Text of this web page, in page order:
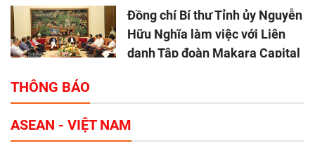
Đồng chí Bí thư Tỉnh ủy Nguyễn
Hữu Nghĩa làm việc với Liên
danh Tập đoàn Makara Capital
Tổng thu ngân sách nhà nước 9
tháng đầu năm 2025 đạt trên
70.600 tỷ đồng
THÔNG BÁO
ASEAN - VIỆT NAM